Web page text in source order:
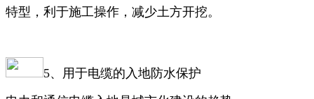
特型，利于施工操作，减少土方开挖。
5、用于电缆的入地防水保护